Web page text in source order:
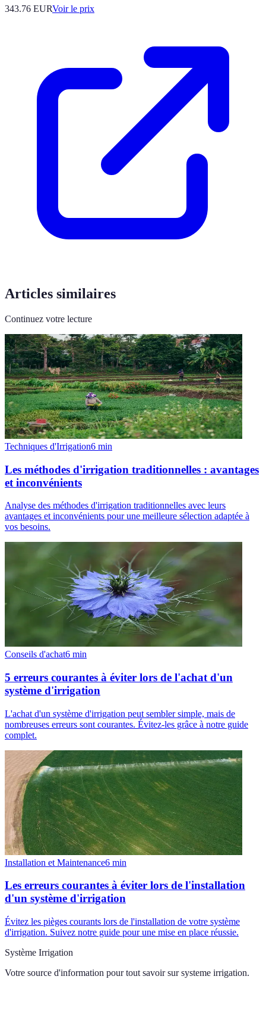
343.76 EURVoir le prix
Articles similaires
Continuez votre lecture
Techniques d'Irrigation6 min
Les méthodes d'irrigation traditionnelles : avantages
et inconvénients
Analyse des méthodes d'irrigation traditionnelles avec leurs
avantages et inconvénients pour une meilleure sélection adaptée à
vos besoins.
Conseils d'achat6 min
5 erreurs courantes à éviter lors de l'achat d'un
système d'irrigation
L'achat d'un système d'irrigation peut sembler simple, mais de
nombreuses erreurs sont courantes. Évitez-les grâce à notre guide
complet.
Installation et Maintenance6 min
Les erreurs courantes à éviter lors de l'installation
d'un système d'irrigation
Évitez les pièges courants lors de l'installation de votre système
d'irrigation. Suivez notre guide pour une mise en place réussie.
Système Irrigation
Votre source d'information pour tout savoir sur systeme irrigation.